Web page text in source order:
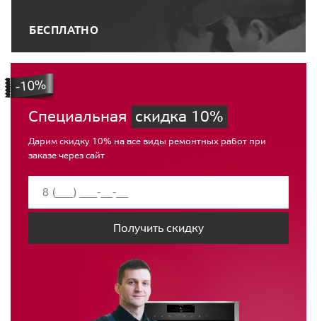
БЕСПЛАТНО
Специальная скидка 10%
Дарим скидку 10% на все виды ремонтных работ при
заказе через сайт
Получить скидку